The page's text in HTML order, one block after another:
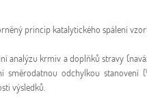
princip katalytického spálení
analýzu krmiv a doplňků stravy
odchylkou
výsledků.